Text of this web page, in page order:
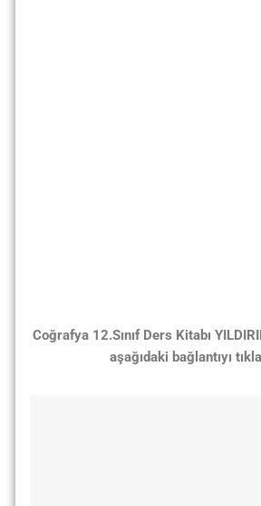
Coğrafya 12.Sınıf Ders Kitabı
aşağıdaki bağlantıyı